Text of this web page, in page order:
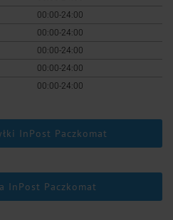
00:00-24:00
00:00-24:00
00:00-24:00
00:00-24:00
00:00-24:00
InPost Paczkomat
InPost Paczkomat